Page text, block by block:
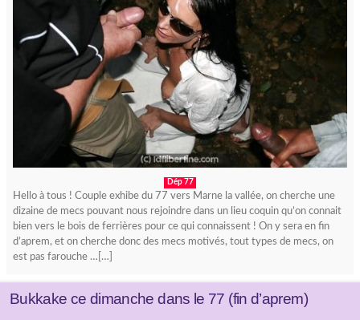
Dép 77
Hello à tous ! Couple exhibe du 77 vers Marne la vallée, on cherche une
dizaine de mecs pouvant nous rejoindre dans un lieu coquin qu’on connait
bien vers le bois de ferrières pour ce qui connaissent ! On y sera en fin
d’aprem, et on cherche donc des mecs motivés, tout types de mecs, on
est pas farouche …[…]
Bukkake ce dimanche dans le 77 (fin d’aprem)